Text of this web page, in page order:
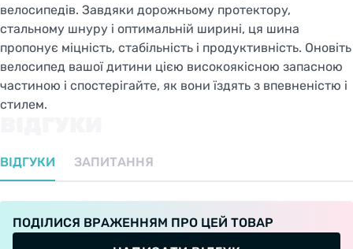
велосипедів. Завдяки дорожньому протектору,
стальному шнуру і оптимальній ширині, ця шина
пропонує міцність, стабільність і продуктивність. Оновіть
велосипед вашої дитини цією високоякісною запасною
частиною і спостерігайте, як вони їздять з впевненістю і
стилем.
ВІДГУКИ ЗАПИТАННЯ
ПОДІЛИСЯ ВРАЖЕННЯМ ПРО ЦЕЙ ТОВАР